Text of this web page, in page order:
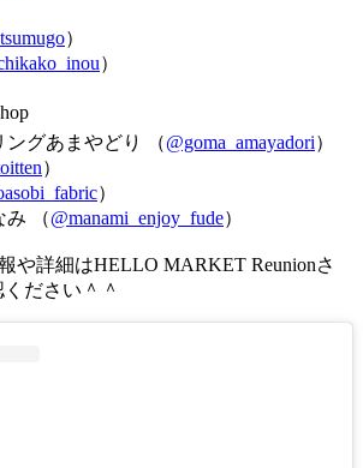
）
）
ングあまやどり （@goma_amayadori）
）
）
み （@manami_enjoy_fude）
や詳細はHELLO MARKET Reunionさ
ださい＾＾